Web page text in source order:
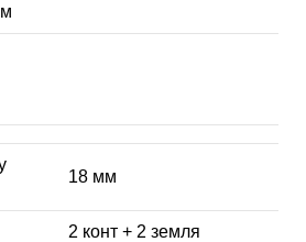
18 мм
2 конт + 2 земля